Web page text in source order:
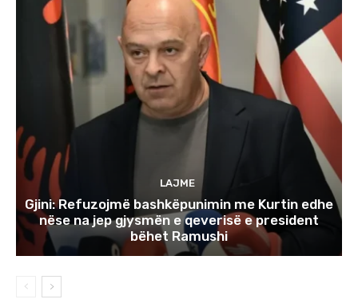
LAJME
Gjini: Refuzojmë bashkëpunimin me Kurtin edhe
nëse na jep gjysmën e qeverisë e president
bëhet Ramushi